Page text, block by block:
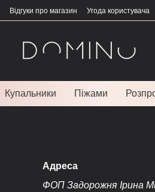
Відгуки про магазин Угода користувача
Купальники Піжами
Адреса
ФОП Задорожня Ірина